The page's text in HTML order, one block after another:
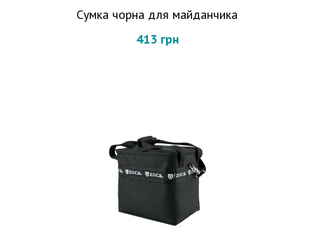
Сумка чорна для майданчика
413 грн